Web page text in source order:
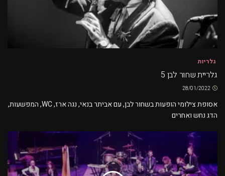
גלריות
גלריית שחור לבן 5
אסופת צילומי הופעות בשחור לבן, עם אביתר בנאי, נגה ארז, WC, המפשעות,
הדג נחש ואחרים